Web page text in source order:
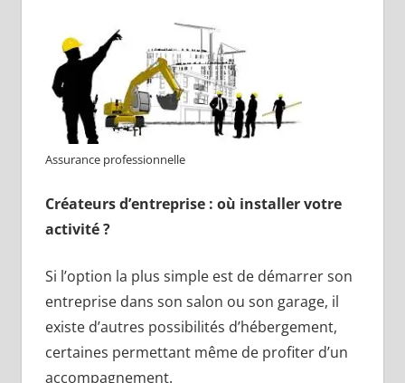
Assurance professionnelle
Créateurs d’entreprise : où installer votre
activité ?
Si l’option la plus simple est de démarrer son
entreprise dans son salon ou son garage, il
existe d’autres possibilités d’hébergement,
certaines permettant même de profiter d’un
accompagnement.